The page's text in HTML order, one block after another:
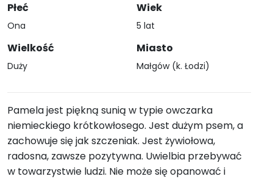
Płeć
Ona
Wielkość
Duży
Wiek
5 lat
Miasto
Małgów (k. Łodzi)
Pamela jest piękną sunią w typie owczarka
niemieckiego krótkowłosego. Jest dużym psem, a
zachowuje się jak szczeniak. Jest żywiołowa,
radosna, zawsze pozytywna. Uwielbia przebywać
w towarzystwie ludzi. Nie może się opanować i